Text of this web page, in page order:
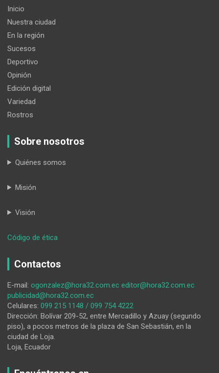
Inicio
Nuestra ciudad
En la región
Sucesos
Deportivo
Opinión
Edición digital
Variedad
Rostros
Sobre nosotros
Quiénes somos
Misión
Visión
Código de ética
José
Kast
Contactos
E-mail: ogonzalez@hora32.com.ec editor@hora32.com.ec
publicidad@hora32.com.ec
Celulares: 099 215 1148 / 099 754 4222
Dirección: Bolívar 209-52, entre Mercadillo y Azuay (segundo
piso), a pocos metros de la plaza de San Sebastián, en la
ciudad de Loja.
Loja, Ecuador